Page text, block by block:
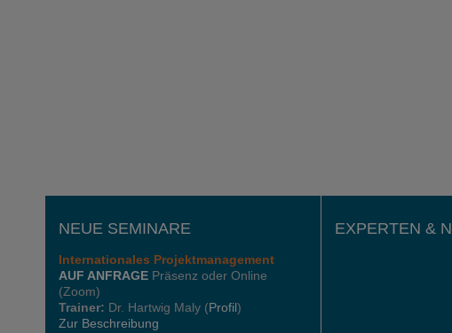
NEUE SEMINARE
Internationales Projektmanagement
AUF ANFRAGEPräsenz oder Online
(Zoom)
Trainer: Dr. Hartwig Maly (Profil)
Zur Beschreibung
EXPERTEN &